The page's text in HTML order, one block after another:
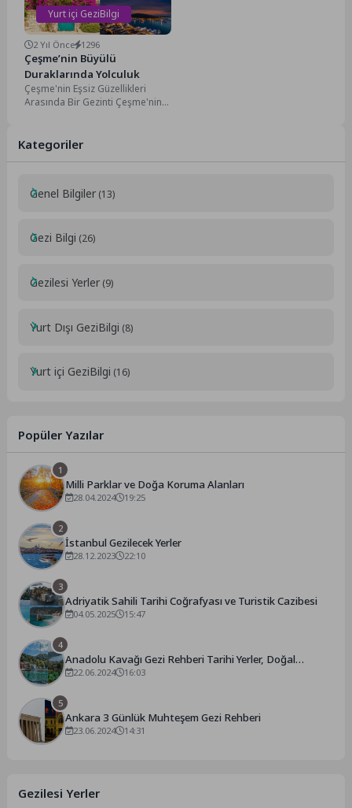
Yurt içi GeziBilgi
2 Yıl Önce 1296
Çeşme’nin Büyülü
Duraklarında Yolculuk
Çeşme'nin Eşsiz Güzellikleri
Arasında Bir Gezinti Çeşme'nin
Yolculuk, Çeşme,...
Kategoriler
Genel Bilgiler (13)
Gezi Bilgi (26)
Gezilesi Yerler (9)
Yurt Dışı GeziBilgi (8)
Yurt içi GeziBilgi (16)
Popüler Yazılar
1
Milli Parklar ve Doğa Koruma Alanları
28.04.2024 19:25
2
İstanbul Gezilecek Yerler
28.12.2023 22:10
3
Adriyatik Sahili Tarihi Coğrafyası ve Turistik Cazibesi
04.05.2025 15:47
4
Anadolu Kavağı Gezi Rehberi Tarihi Yerler, Doğal
Güzellikler
22.06.2024 16:03
5
Ankara 3 Günlük Muhteşem Gezi Rehberi
23.06.2024 14:31
Gezilesi Yerler